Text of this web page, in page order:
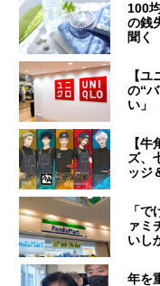
100
の銭
聞く
【
の“
い」
【
ズ、
ッジ
「
ァミ
いし
年を